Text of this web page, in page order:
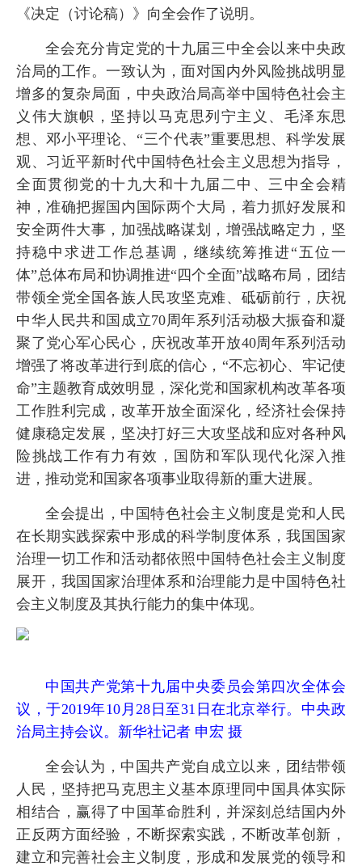
《决定（讨论稿）》向全会作了说明。
全会充分肯定党的十九届三中全会以来中央政
治局的工作。一致认为，面对国内外风险挑战明显
增多的复杂局面，中央政治局高举中国特色社会主
义伟大旗帜，坚持以马克思列宁主义、毛泽东思
想、邓小平理论、“三个代表”重要思想、科学发展
观、习近平新时代中国特色社会主义思想为指导，
全面贯彻党的十九大和十九届二中、三中全会精
神，准确把握国内国际两个大局，着力抓好发展和
安全两件大事，加强战略谋划，增强战略定力，坚
持稳中求进工作总基调，继续统筹推进“五位一
体”总体布局和协调推进“四个全面”战略布局，团结
带领全党全国各族人民攻坚克难、砥砺前行，庆祝
中华人民共和国成立70周年系列活动极大振奋和凝
聚了党心军心民心，庆祝改革开放40周年系列活动
增强了将改革进行到底的信心，“不忘初心、牢记使
命”主题教育成效明显，深化党和国家机构改革各项
工作胜利完成，改革开放全面深化，经济社会保持
健康稳定发展，坚决打好三大攻坚战和应对各种风
险挑战工作有力有效，国防和军队现代化深入推
进，推动党和国家各项事业取得新的重大进展。
全会提出，中国特色社会主义制度是党和人民
在长期实践探索中形成的科学制度体系，我国国家
治理一切工作和活动都依照中国特色社会主义制度
展开，我国国家治理体系和治理能力是中国特色社
会主义制度及其执行能力的集中体现。
中国共产党第十九届中央委员会第四次全体会
议，于2019年10月28日至31日在北京举行。中央政
治局主持会议。新华社记者 申宏 摄
全会认为，中国共产党自成立以来，团结带领
人民，坚持把马克思主义基本原理同中国具体实际
相结合，赢得了中国革命胜利，并深刻总结国内外
正反两方面经验，不断探索实践，不断改革创新，
建立和完善社会主义制度，形成和发展党的领导和